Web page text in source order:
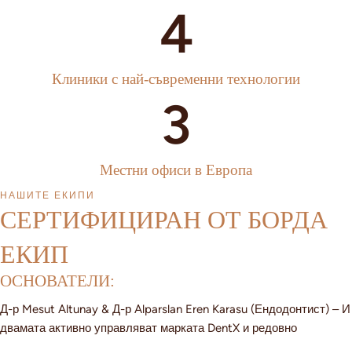
Клиники с най-съвременни технологии
4
Местни офиси в Европа
3
НАШИТЕ ЕКИПИ
СЕРТИФИЦИРАН ОТ БОРДА
ЕКИП
ОСНОВАТЕЛИ:
Д-р Mesut Altunay & Д-р Alparslan Eren Karasu (Ендодонтист) – И
двамата активно управляват марката DentX и редовно